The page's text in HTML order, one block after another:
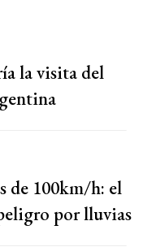
la visita del
de 100km/h: el
por lluvias